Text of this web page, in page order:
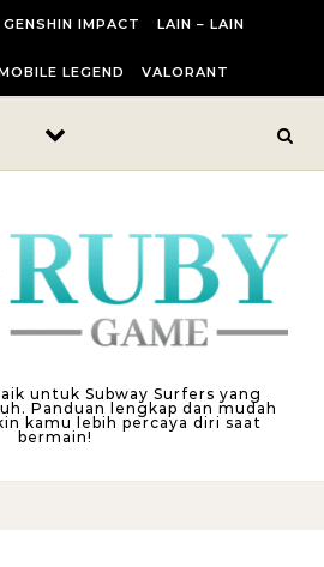
GENSHIN IMPACT LAIN – LAIN
LEGEND VALORANT
untuk Subway Surfers yang
Panduan lengkap dan mudah
kamu lebih percaya diri saat
bermain!